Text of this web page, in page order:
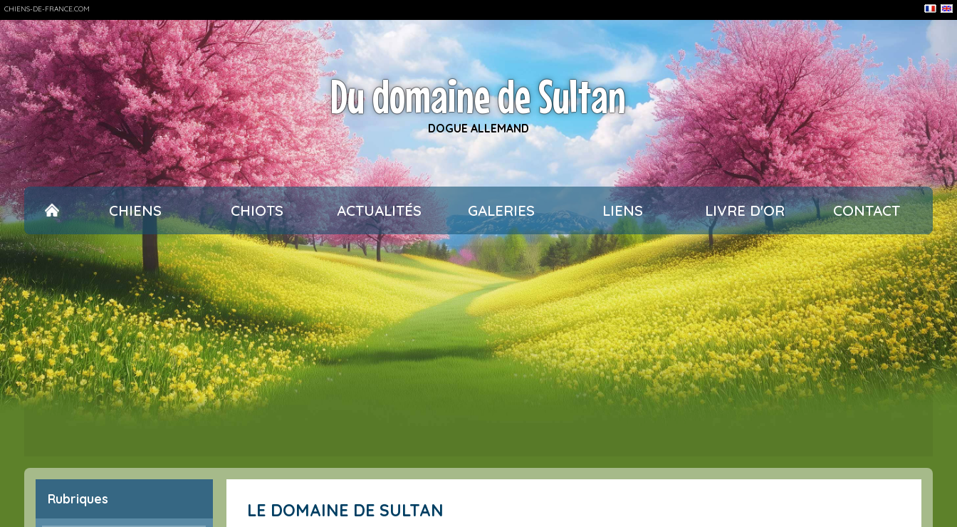
CHIENS-DE-FRANCE.COM
Du domaine de Sultan
DOGUE ALLEMAND
CHIENS CHIOTS ACTUALITÉS GALERIES LIENS LIVRE D'OR CONTACT
Rubriques
LE DOMAINE DE SULTAN